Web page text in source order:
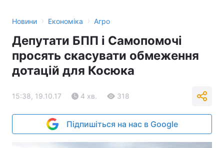
Новини › Економіка › Агро
Депутати БПП і Самопомочі
просять скасувати обмеження
дотацій для Косюка
15:38, 19.10.17 4 хв. 318
Підпишіться на нас в Google